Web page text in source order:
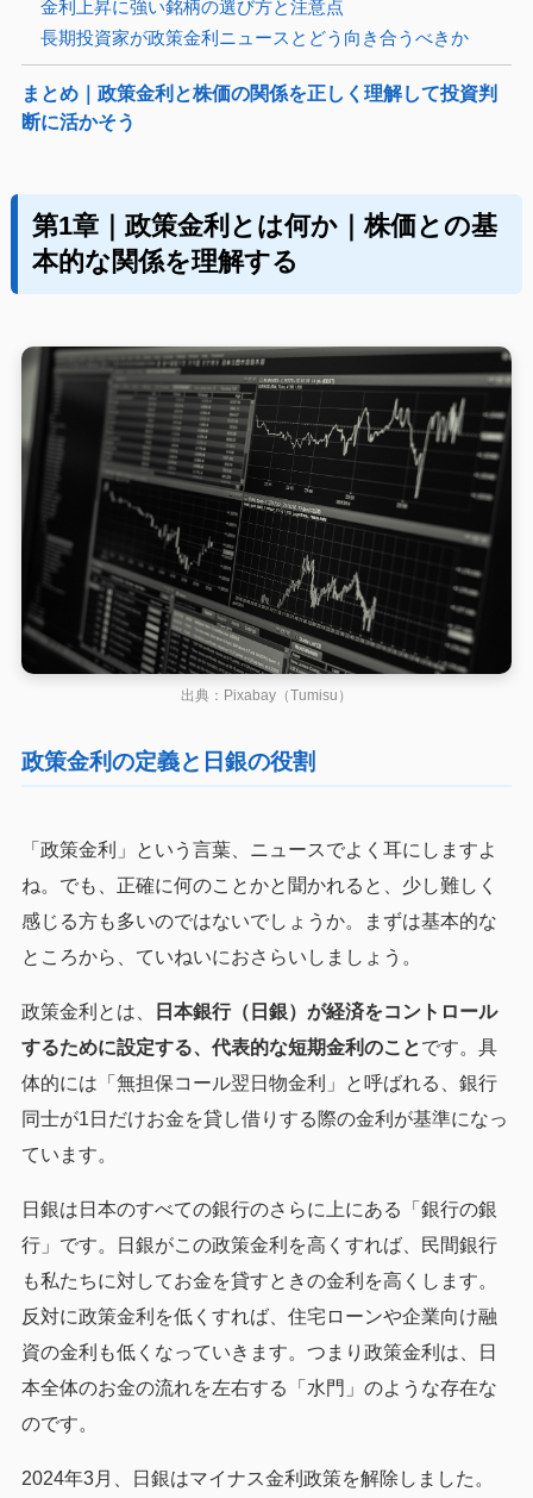
金利上昇に強い銘柄の選び方と注意点
長期投資家が政策金利ニュースとどう向き合うべきか
まとめ｜政策金利と株価の関係を正しく理解して投資判
断に活かそう
第1章｜政策金利とは何か｜株価との基
本的な関係を理解する
出典：Pixabay（Tumisu）
政策金利の定義と日銀の役割
「政策金利」という言葉、ニュースでよく耳にしますよ
ね。でも、正確に何のことかと聞かれると、少し難しく
感じる方も多いのではないでしょうか。まずは基本的な
ところから、ていねいにおさらいしましょう。
政策金利とは、
日本銀行（日銀）が経済をコントロール
するために設定する、代表的な短期金利のことです。具
体的には「無担保コール翌日物金利」と呼ばれる、銀行
同士が1日だけお金を貸し借りする際の金利が基準になっ
ています。
日銀は日本のすべての銀行のさらに上にある「銀行の銀
行」です。日銀がこの政策金利を高くすれば、民間銀行
も私たちに対してお金を貸すときの金利を高くします。
反対に政策金利を低くすれば、住宅ローンや企業向け融
資の金利も低くなっていきます。つまり政策金利は、日
本全体のお金の流れを左右する「水門」のような存在な
のです。
2024年3月、日銀はマイナス金利政策を解除しました。